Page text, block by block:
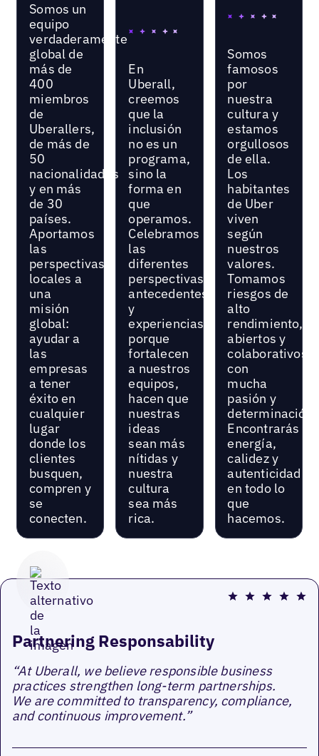
Somos un
equipo
verdaderamente
global de
más de
400
miembros
de
Uberallers,
de más de
50
nacionalidades
y en más
de 30
países.
Aportamos
las
perspectivas
locales a
una
misión
global:
ayudar a
las
empresas
a tener
éxito en
cualquier
lugar
donde los
clientes
busquen,
compren y
se
conecten.
En
Uberall,
creemos
que la
inclusión
no es un
programa,
sino la
forma en
que
operamos.
Celebramos
las
diferentes
perspectivas,
antecedentes
y
experiencias
porque
fortalecen
a nuestros
equipos,
hacen que
nuestras
ideas
sean más
nítidas y
nuestra
cultura
sea más
rica.
Somos
famosos
por
nuestra
cultura y
estamos
orgullosos
de ella.
Los
habitantes
de Uber
viven
según
nuestros
valores.
Tomamos
riesgos de
alto
rendimiento,
abiertos y
colaborativos
con
mucha
pasión y
determinación.
Encontrarás
energía,
calidez y
autenticidad
en todo lo
que
hacemos.
Partnering Responsability
“At Uberall, we believe responsible business
practices strengthen long-term partnerships.
We are committed to transparency, compliance,
and continuous improvement.”